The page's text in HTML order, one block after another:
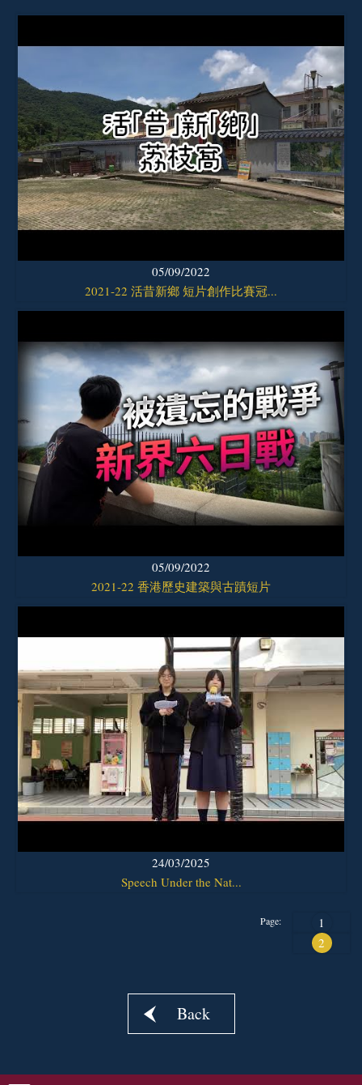
05/09/2022
2021-22 活昔新鄉 短片創作比賽冠...
05/09/2022
2021-22 香港歷史建築與古蹟短片
24/03/2025
Speech Under the Nat...
Page:
1
2
Back